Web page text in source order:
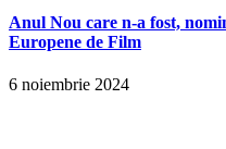
Anul Nou care n-a fost,
Europene de Film
6 noiembrie 2024